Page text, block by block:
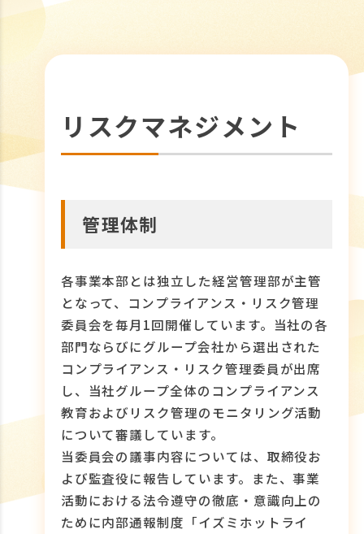
リスクマネジメント
管理体制
各事業本部とは独立した経営管理部が主管
となって、コンプライアンス・リスク管理
委員会を毎月1回開催しています。当社の各
部門ならびにグループ会社から選出された
コンプライアンス・リスク管理委員が出席
し、当社グループ全体のコンプライアンス
教育およびリスク管理のモニタリング活動
について審議しています。
当委員会の議事内容については、取締役お
よび監査役に報告しています。また、事業
活動における法令遵守の徹底・意識向上の
ために内部通報制度「イズミホットライ